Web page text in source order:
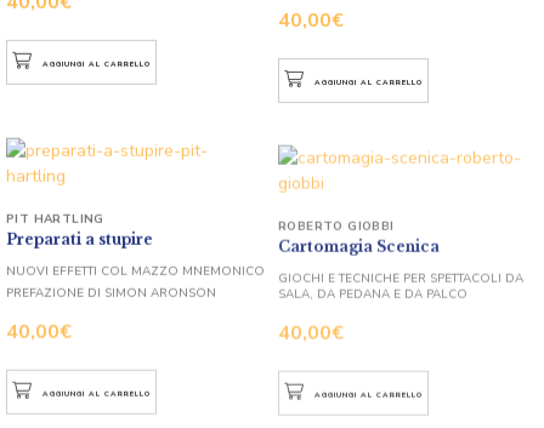
AGGIUNGI AL CARRELLO
40,00€
AGGIUNGI AL CARRELLO
Preparati a stupire
40,00€
PIT HARTLING
NUOVI EFFETTI COL MAZZO MNEMONICO
PREFAZIONE DI SIMON ARONSON
Cartomagia Scenica
SALA, DA PEDANA E DA PALCO